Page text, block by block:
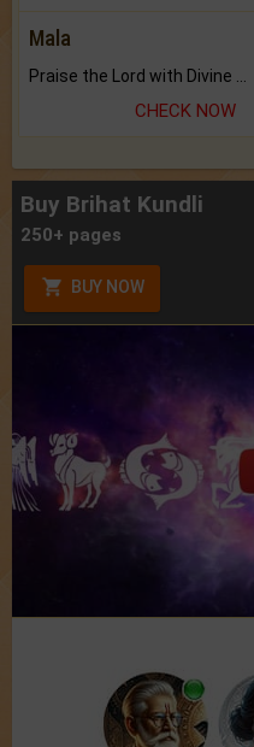
Mala
Praise the Lord with Divine Energies of Mala.
CHECK NOW
Buy Brihat Kundli
250+ pages
BUY NOW